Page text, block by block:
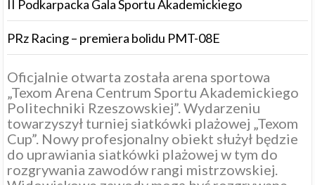
II Podkarpacka Gala Sportu Akademickiego
PRz Racing – premiera bolidu PMT-08E
Oficjalnie otwarta została arena sportowa
„Texom Arena Centrum Sportu Akademickiego
Politechniki Rzeszowskiej”. Wydarzeniu
towarzyszył turniej siatkówki plażowej „Texom
Cup”. Nowy profesjonalny obiekt służył będzie
do uprawiania siatkówki plażowej w tym do
rozgrywania zawodów rangi mistrzowskiej.